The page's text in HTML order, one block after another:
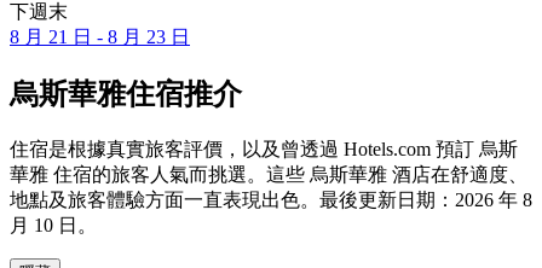
下週末
8 月 21 日 - 8 月 23 日
烏斯華雅住宿推介
住宿是根據真實旅客評價，以及曾透過 Hotels.com 預訂 烏斯
華雅 住宿的旅客人氣而挑選。這些 烏斯華雅 酒店在舒適度、
地點及旅客體驗方面一直表現出色。最後更新日期： 2026 年 8
月 10 日 。